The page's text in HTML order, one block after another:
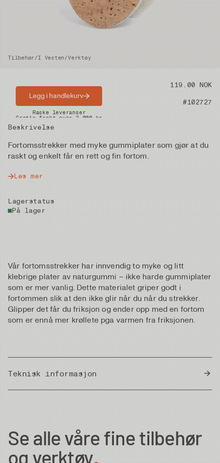
Tilbehør/I Vesten/Verktøy
Pris 119.00 NOK
Artikkelnummer #102727
Beskrivelse
Fortomsstrekker med myke gummiplater som gjør at du
raskt og enkelt får en rett og fin fortom.
Les mer
Lagerstatus
På lager
Legg i handlekurv
Raske leveranser
Gratis frakt over 2.000 kr
Vår fortomsstrekker har innvendig to myke og litt
klebrige plater av naturgummi – ikke harde gummiplater
som er mer vanlig. Dette materialet griper godt i
fortommen slik at den ikke glir når du når du strekker.
Glipper det får du friksjon og ender opp med en fortom
som er ennå mer krøllete pga varmen fra friksjonen.
Teknisk informasjon
Country of Origin Italy
Se alle våre fine tilbehør
og verktøy